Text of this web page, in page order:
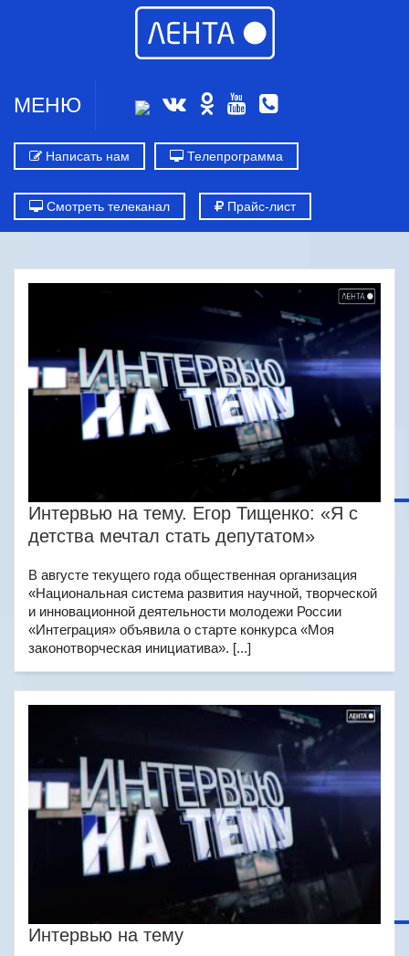
МЕНЮ
Написать нам Телепрограмма
Смотреть телеканал Прайс-лист
Интервью на тему. Егор Тищенко: «Я с
детства мечтал стать депутатом»
В августе текущего года общественная организация
«Национальная система развития научной, творческой
и инновационной деятельности молодежи России
«Интеграция» объявила о старте конкурса «Моя
законотворческая инициатива». [...]
Интервью на тему